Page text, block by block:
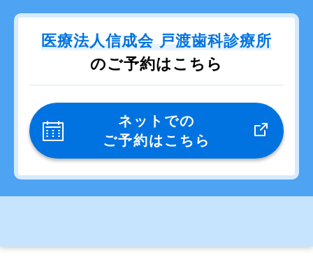
医療法人信成会 戸渡歯科診療所
のご予約はこちら
ネットでの
ご予約はこちら